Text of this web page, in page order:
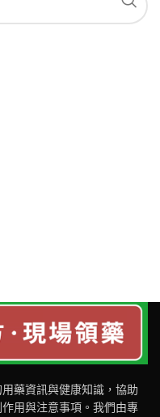
藥資訊與健康知識，協助
用與注意事項。我們由專